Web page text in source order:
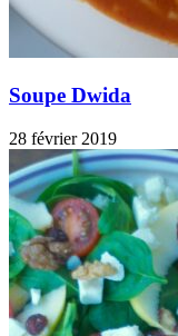
Soupe Dwida
28 février 2019